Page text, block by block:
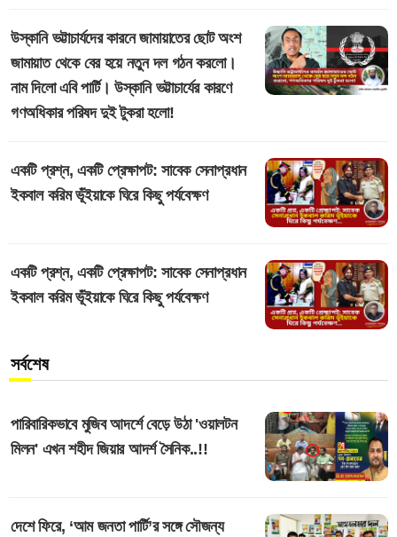
উস্কানি ভট্টাচার্যদের কারনে জামায়াতের ছোট অংশ
জামায়াত থেকে বের হয়ে নতুন দল গঠন করলো।
নাম দিলো এবি পার্টি। উস্কানি ভট্টাচার্যের কারণে
গণঅধিকার পরিষদ দুই টুকরা হলো!
একটি প্রশ্ন, একটি প্রেক্ষাপট: সাবেক সেনাপ্রধান
ইকবাল করিম ভূঁইয়াকে ঘিরে কিছু পর্যবেক্ষণ
একটি প্রশ্ন, একটি প্রেক্ষাপট: সাবেক সেনাপ্রধান
ইকবাল করিম ভূঁইয়াকে ঘিরে কিছু পর্যবেক্ষণ
সর্বশেষ
পারিবারিকভাবে মুজিব আদর্শে বেড়ে উঠা 'ওয়ালটন
মিলন' এখন শহীদ জিয়ার আদর্শ সৈনিক..!!
দেশে ফিরে, ‘আম জনতা পার্টি’র সঙ্গে সৌজন্য